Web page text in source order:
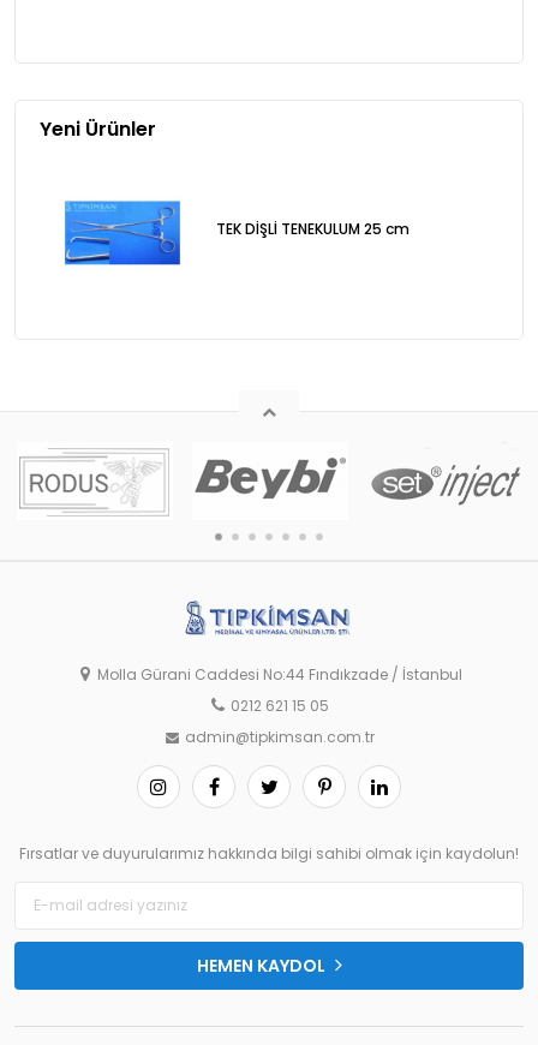
Yeni Ürünler
TEK DİŞLİ TENEKULUM 25 cm
Molla Gürani Caddesi No:44 Fındıkzade / İstanbul
0212 621 15 05
admin@tipkimsan.com.tr
Fırsatlar ve duyurularımız hakkında bilgi sahibi olmak için kaydolun!
HEMEN KAYDOL